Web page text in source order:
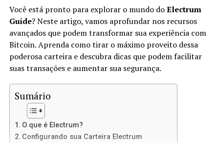
Vantagens de Usar IPFS para Sites
Estáticos
Usar IPFS para hospedar sites estáticos oferece várias
vantagens:
Descentralização:
falha, o que significa mais resiliência contra
ataques e censura.
Velocidade:Como os arquivos são distribuídos
Você está pronto para explorar o mundo doElectrum
Guide? Neste artigo, vamos aprofundar nos recursos
avançados que podem transformar sua experiência com
Bitcoin. Aprenda como tirar o máximo proveito dessa
poderosa carteira e descubra dicas que podem facilitar
suas transações e aumentar sua segurança.
Sumário
O que é Electrum?
Configurando sua Carteira Electrum